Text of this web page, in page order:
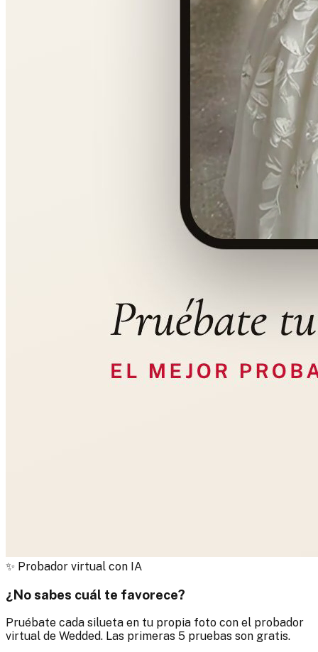
✨ Probador virtual con IA
¿No sabes cuál te favorece?
Pruébate cada silueta en tu propia foto con el probador
virtual de Wedded. Las primeras 5 pruebas son gratis.